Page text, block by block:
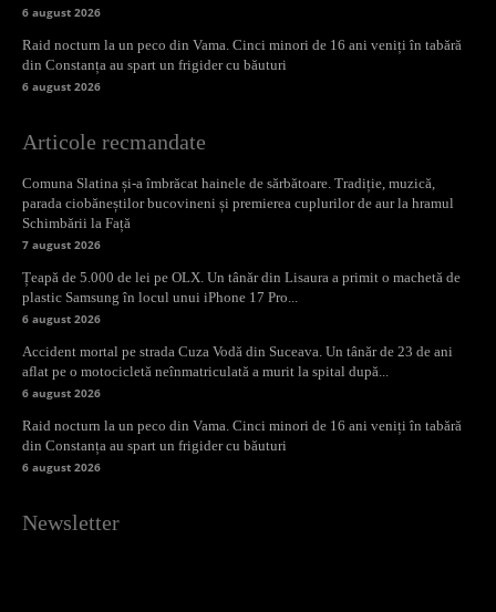
6 august 2026
Raid nocturn la un peco din Vama. Cinci minori de 16 ani veniți în tabără
din Constanța au spart un frigider cu băuturi
6 august 2026
Articole recmandate
Comuna Slatina și-a îmbrăcat hainele de sărbătoare. Tradiție, muzică,
parada ciobăneștilor bucovineni și premierea cuplurilor de aur la hramul
Schimbării la Față
7 august 2026
Țeapă de 5.000 de lei pe OLX. Un tânăr din Lisaura a primit o machetă de
plastic Samsung în locul unui iPhone 17 Pro...
6 august 2026
Accident mortal pe strada Cuza Vodă din Suceava. Un tânăr de 23 de ani
aflat pe o motocicletă neînmatriculată a murit la spital după...
6 august 2026
Raid nocturn la un peco din Vama. Cinci minori de 16 ani veniți în tabără
din Constanța au spart un frigider cu băuturi
6 august 2026
Newsletter